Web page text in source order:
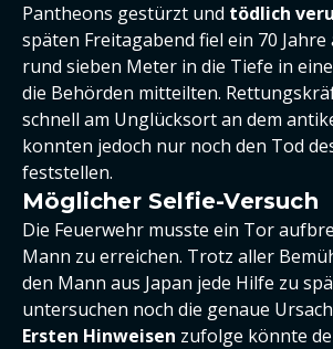
Pantheons gestürzt und tödlich
späten Freitagabend fiel ein 70
rund sieben Meter in die Tiefe in
die Behörden mitteilten.
schnell am Unglücksort an dem
konnten jedoch nur noch den Tod
feststellen.
Möglicher Selfie-Versuch
Die Feuerwehr musste ein Tor
Mann zu erreichen. Trotz aller
den Mann aus Japan jede Hilfe zu
untersuchen noch die genaue
Ersten Hinweisen zufolge könnte